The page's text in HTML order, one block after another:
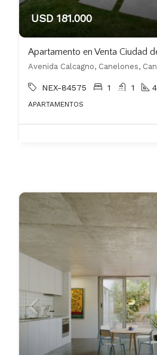
USD 181.000
Apartamento en Venta Ciudad
Avenida Calcagno, Canelones,
NEX-84575 1 1
APARTAMENTOS